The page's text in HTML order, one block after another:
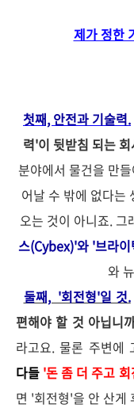
제가 정한
첫째, 안전과 기술력.
력'이 뒷받침 되는
분야에서 물건을 만
어날 수 밖에 없다는
오는 것이 아니죠.그
스(Cybex)'와 '브라
와
둘째, '회전형'일 것.
편해야 할 것 아닙니
라고요. 물론 주변에
다들 '돈 좀 더 주고
면 '회전형'을 안 산게